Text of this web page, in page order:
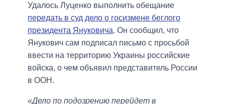
Удалось Луценко выполнить обещание
передать в суд дело о госизмене беглого
президента Януковича. Он сообщил, что
Янукович сам подписал письмо с просьбой
ввести на территорию Украины российские
войска, о чем объявил представитель России
в ООН.
«Дело по подозрению перейдет в